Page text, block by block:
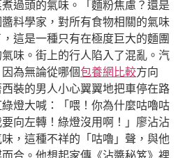
過頭的氣味。「麵粉焦慮？還是
料學家，對所有食物相關的氣味
這是一種只有在極度巨大的麵團
味。街上的行人陷入了混亂。汽
為無論從哪個包養網比較方向
裝的男人小心翼翼地把車停在路
燈大喊：「喂！你為什麼咕嚕咕
向左轉！綠燈沒用啊！」廖沾沾
，這種不祥的「咕嚕」聲，與他
合。他想起家傳《沾醬秘笈》裡